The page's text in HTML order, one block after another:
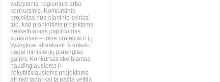
valstybinis, regioninis arba
konkursinis. Konkursinis
projektas nuo planinio skiriasi
tuo, kad planiniams projektams
neskelbiamas papildomas
konkursas – tokie projektai ir jų
vykdytojai atrenkami iš anksto
pagal ministerijų parengtas
gaires. Konkursas skelbiamas
naudingiausiems ir
kokybiškiausiems projektams
atrinkti tada, kai tą pačią veiklą